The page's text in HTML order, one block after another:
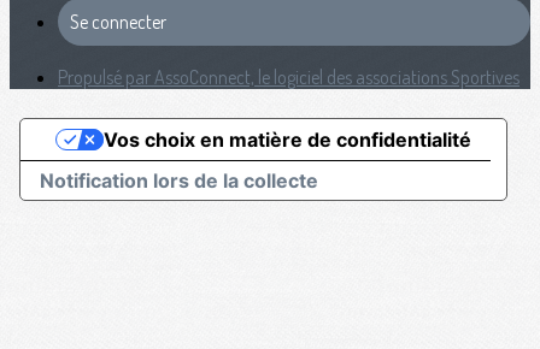
Se connecter
Propulsé par AssoConnect, le logiciel des associations Sportives
Notification lors de la collecte
Vos choix en matière de confidentialité